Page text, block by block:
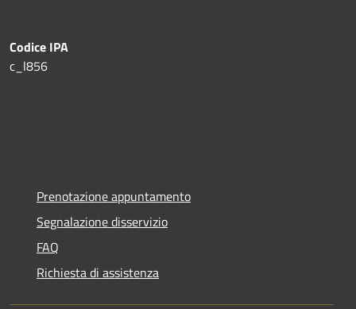
Codice IPA
c_l856
Prenotazione appuntamento
Segnalazione disservizio
FAQ
Richiesta di assistenza